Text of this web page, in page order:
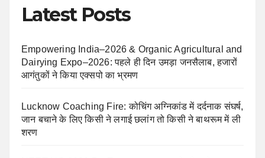
Latest Posts
Empowering India–2026 & Organic Agricultural and
Dairying Expo–2026: पहले ही दिन उमड़ा जनसैलाब, हजारों
आगंतुकों ने किया एक्सपो का भ्रमण
Lucknow Coaching Fire: कोचिंग अग्निकांड में दर्दनाक संघर्ष,
जान बचाने के लिए किसी ने लगाई छलांग तो किसी ने बाथरूम में ली
शरण